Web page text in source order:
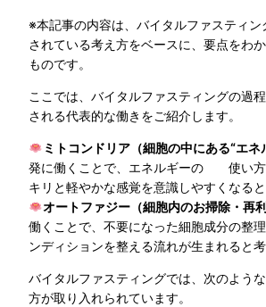
※本記事の内容は、バイタルファスティン
されている考え方をベースに、要点をわ
ものです。
ここでは、バイタルファスティングの過
される代表的な働きをご紹介します。
ミトコンドリア（細胞の中にある“エネ
発に働くことで、エネルギーの 使い方
キリと軽やかな感覚を意識しやすくなると
オートファジー（細胞内のお掃除・再
働くことで、不要になった細胞成分の整
ンディションを整える流れが生まれると考
バイタルファスティングでは、次のよう
方が取り入れられています。